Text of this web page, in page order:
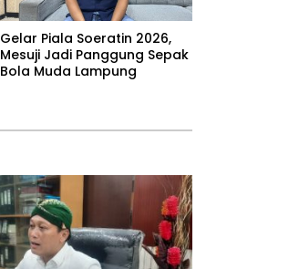
Gelar Piala Soeratin 2026,
Mesuji Jadi Panggung Sepak
Bola Muda Lampung